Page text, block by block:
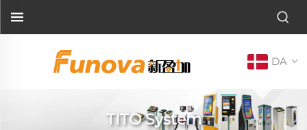
DA
TITO System